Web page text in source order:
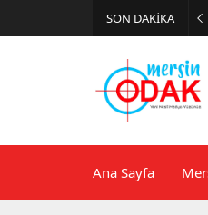
SON DAKİKA
Ana Sayfa